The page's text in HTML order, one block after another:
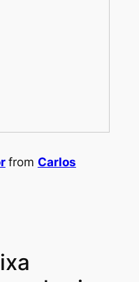
from Carlos